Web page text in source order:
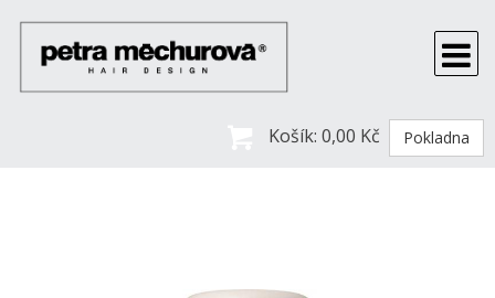
Košík: 0,00 Kč Pokladna